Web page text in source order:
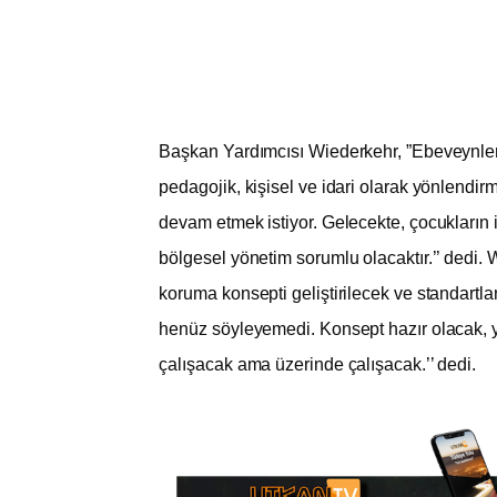
Başkan Yardımcısı Wiederkehr,
pedagojik, kişisel ve idari olarak
devam etmek istiyor. Gelecekte,
bölgesel yönetim sorumlu olacaktır.’’ dedi.
koruma konsepti geliştirilecek ve
henüz söyleyemedi. Konsept hazır
çalışacak ama üzerinde çalışacak.’’ dedi.